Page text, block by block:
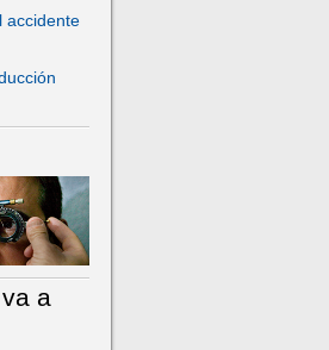
accidente
a